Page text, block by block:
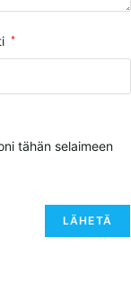
*
tähän selaimeen